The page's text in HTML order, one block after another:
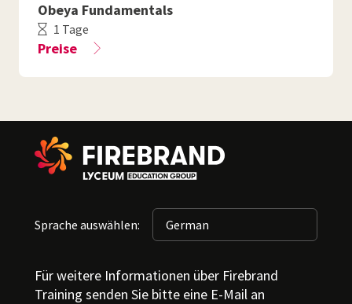
Obeya Fundamentals
1 Tage
Preise
Sprache auswählen:
Für weitere Informationen über Firebrand
Training senden Sie bitte eine E-Mail an